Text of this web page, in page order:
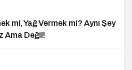
mi, Yağ Vermek mi? Aynı Şey
Ama Değil!